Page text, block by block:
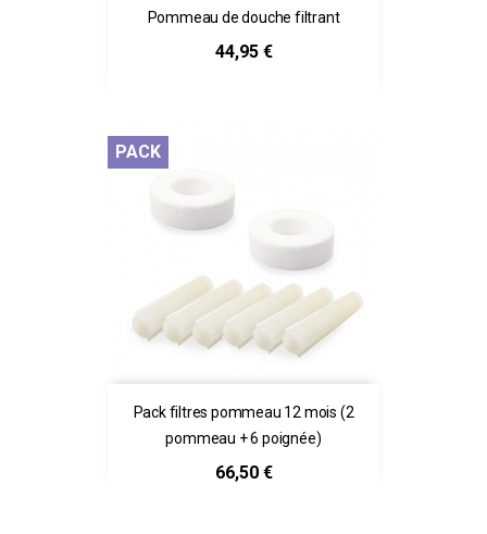
Pommeau de douche filtrant
Prix
44,95 €
Pack filtres pommeau 12 mois (2
pommeau + 6 poignée)
Prix
66,50 €
PACK